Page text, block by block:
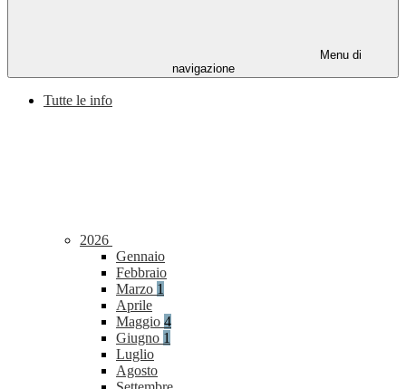
Menu di
navigazione
Tutte le info
2026
Gennaio
Febbraio
Marzo 1
Aprile
Maggio 4
Giugno 1
Luglio
Agosto